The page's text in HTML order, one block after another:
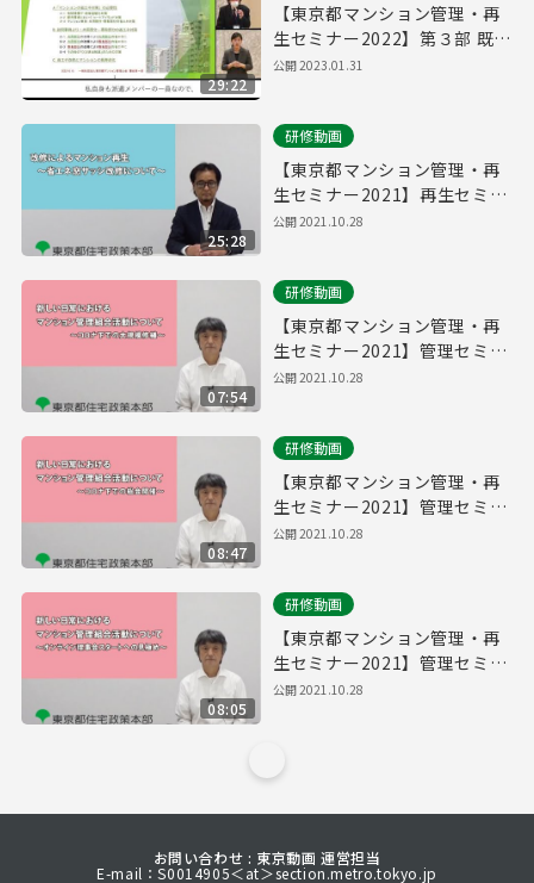
29:22
【東京都マンション管理・再
生セミナー2022】第３部 既存
マンションにおける省エネ対
公開2023.01.31
25:28
研修動画
【東京都マンション管理・再
生セミナー2021】再生セミナ
ー「改修によるマンション再
公開2021.10.28
07:54
研修動画
【東京都マンション管理・再
生セミナー2021】管理セミナ
ー「新しい日常におけるマン
～」
公開2021.10.28
08:47
研修動画
【東京都マンション管理・再
生セミナー2021】管理セミナ
ー「新しい日常におけるマン
公開2021.10.28
08:05
研修動画
【東京都マンション管理・再
生セミナー2021】管理セミナ
ー「新しい日常におけるマン
公開2021.10.28
お問い合わせ : 東京動画 運営担当
E-mail：S0014905＜at＞section.metro.tokyo.jp